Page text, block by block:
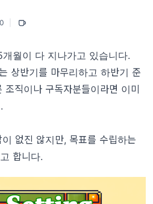
0
월이 다 지나가고 있습니다.
상반기를 마무리하고 하반기 준
직이나 구독자분들이라면 이미
없진 않지만, 목표를 수립하는
합니다.